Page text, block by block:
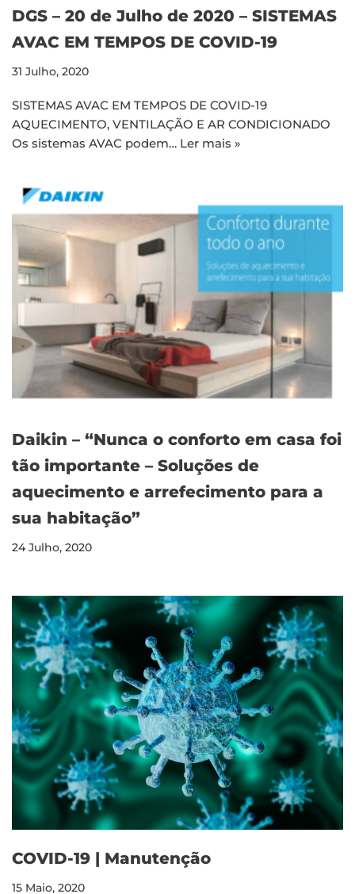
DGS – 20 de Julho de 2020 – SISTEMAS
AVAC EM TEMPOS DE COVID-19
31 Julho, 2020
SISTEMAS AVAC EM TEMPOS DE COVID-19
AQUECIMENTO, VENTILAÇÃO E AR CONDICIONADO
Os sistemas AVAC podem… Ler mais »
Daikin – “Nunca o conforto em casa foi
tão importante – Soluções de
aquecimento e arrefecimento para a
sua habitação”
24 Julho, 2020
COVID-19 | Manutenção
15 Maio, 2020